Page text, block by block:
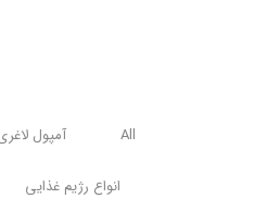
All آمپول
انواع رژیم غذایی